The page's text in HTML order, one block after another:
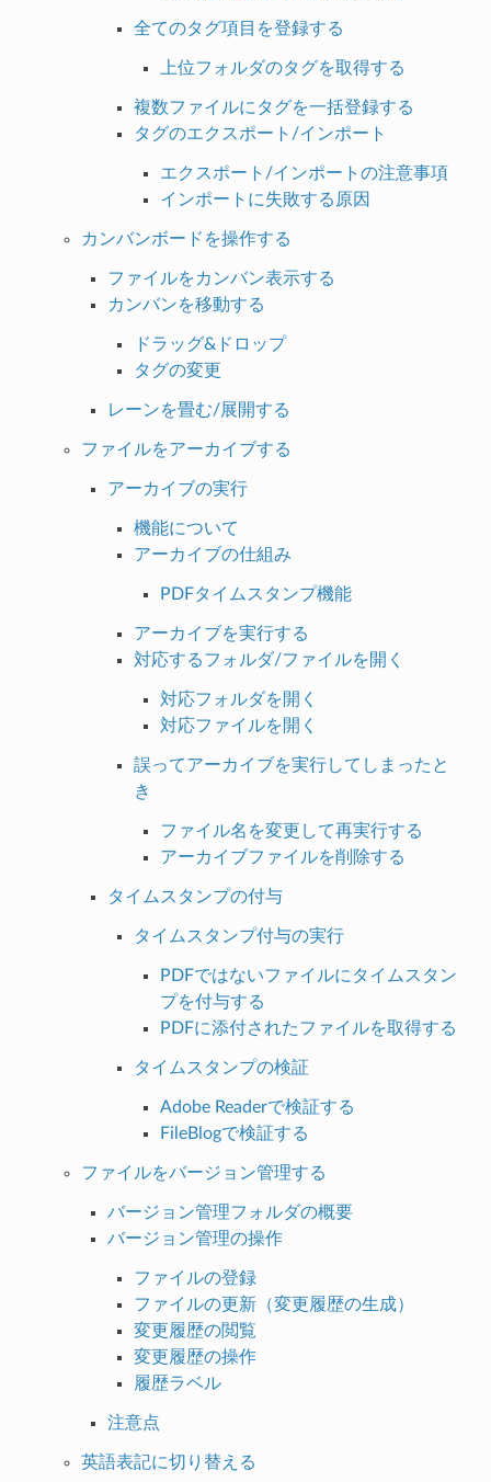
全てのタグ項目を登録する
上位フォルダのタグを取得する
複数ファイルにタグを一括登録する
タグのエクスポート/インポート
エクスポート/インポートの注意事項
インポートに失敗する原因
カンバンボードを操作する
ファイルをカンバン表示する
カンバンを移動する
ドラッグ&ドロップ
タグの変更
レーンを畳む/展開する
ファイルをアーカイブする
アーカイブの実行
機能について
アーカイブの仕組み
PDFタイムスタンプ機能
アーカイブを実行する
対応するフォルダ/ファイルを開く
対応フォルダを開く
対応ファイルを開く
誤ってアーカイブを実行してしまったと
き
ファイル名を変更して再実行する
アーカイブファイルを削除する
タイムスタンプの付与
タイムスタンプ付与の実行
PDFではないファイルにタイムスタン
プを付与する
PDFに添付されたファイルを取得する
タイムスタンプの検証
Adobe Readerで検証する
FileBlogで検証する
ファイルをバージョン管理する
バージョン管理フォルダの概要
バージョン管理の操作
ファイルの登録
ファイルの更新（変更履歴の生成）
変更履歴の閲覧
変更履歴の操作
履歴ラベル
注意点
英語表記に切り替える